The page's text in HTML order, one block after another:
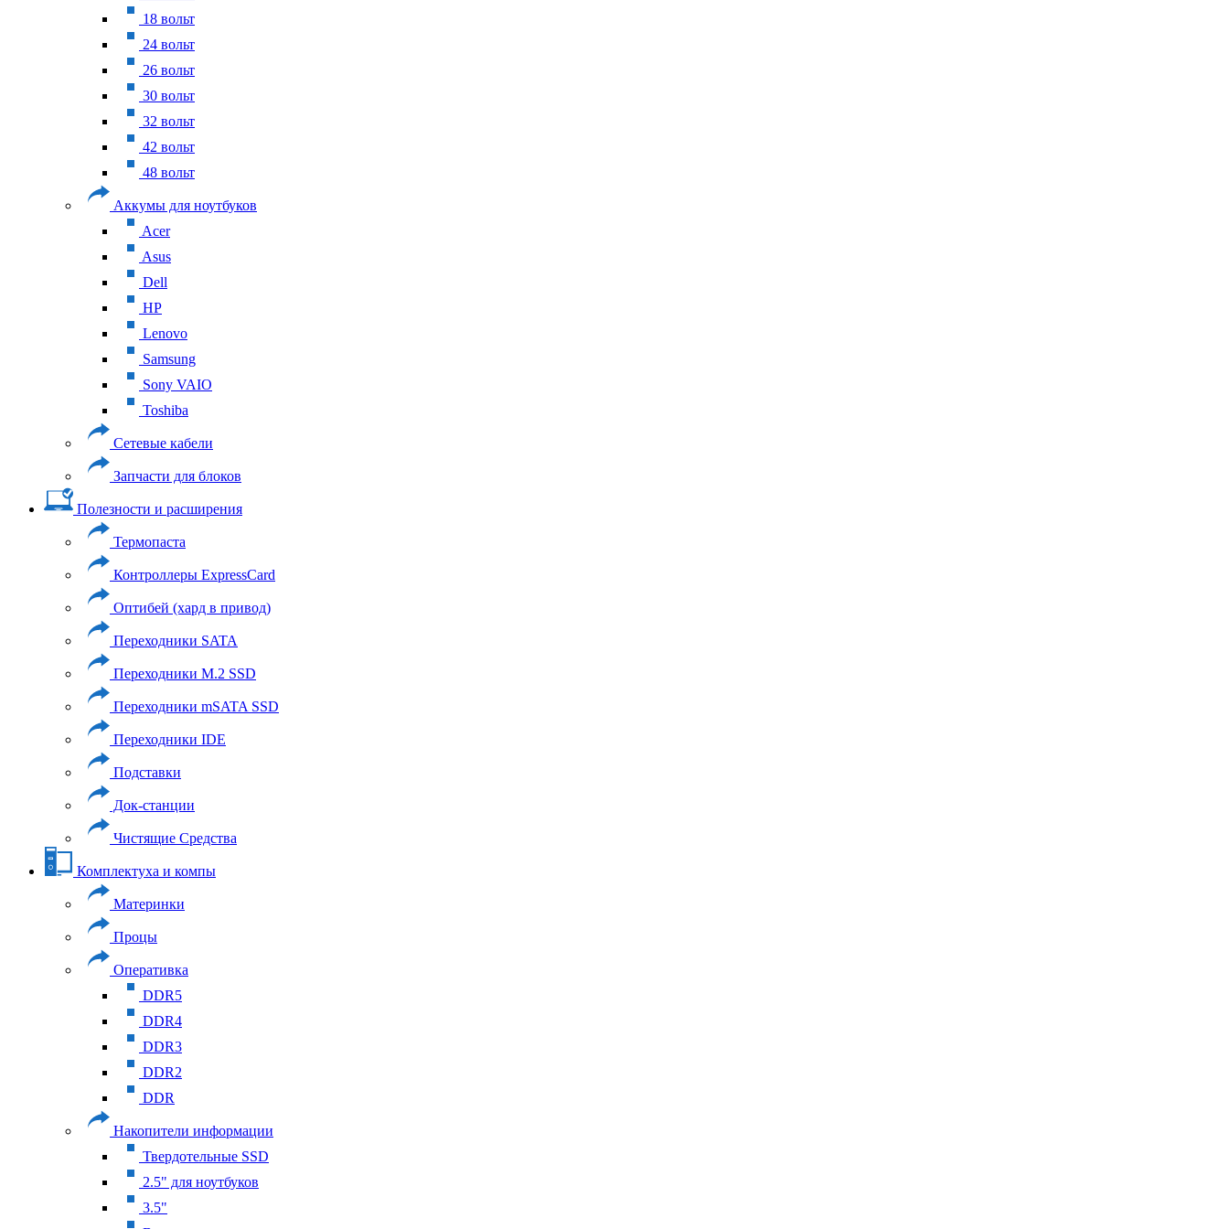
18 вольт
24 вольт
26 вольт
30 вольт
32 вольт
42 вольт
48 вольт
Аккумы для ноутбуков
Acer
Asus
Dell
HP
Lenovo
Samsung
Sony VAIO
Toshiba
Сетевые кабели
Запчасти для блоков
Полезности и расширения
Термопаста
Контроллеры ExpressCard
Оптибей (хард в привод)
Переходники SATA
Переходники M.2 SSD
Переходники mSATA SSD
Переходники IDE
Подставки
Док-станции
Чистящие Средства
Комплектуха и компы
Материнки
Процы
Оперативка
DDR5
DDR4
DDR3
DDR2
DDR
Накопители информации
Твердотельные SSD
2.5" для ноутбуков
3.5"